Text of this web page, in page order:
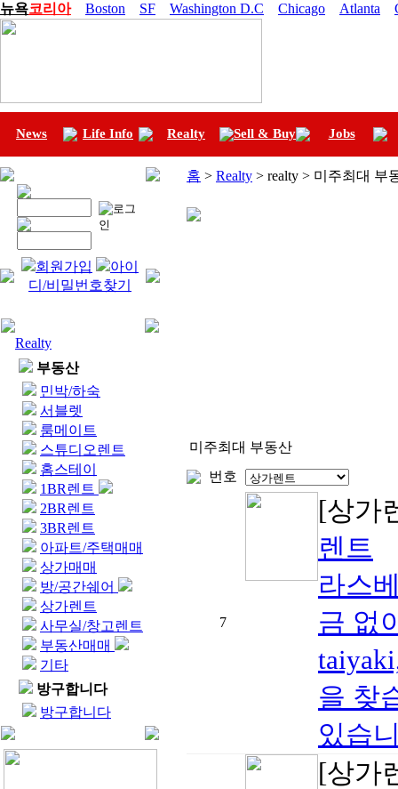
뉴욕코리아 Boston SF Washington D.C Chicago Atlanta
News Life Info Realty Sell & Buy Jobs
회원가입
아이
디/비밀번호찾기
Realty
부동산
민박/하숙
서블렛
룸메이트
스튜디오렌트
홈스테이
1BR렌트
2BR렌트
3BR렌트
아파트/주택매매
상가매매
방/공간쉐어
상가렌트
사무실/창고렌트
부동산매매
기타
방구합니다
방구합니다
홈 > Realty > realty > 미주최대 부
미주최대 부동산
번호
7
[상가
렌트
라스
금 없
을 찾
있습
[상가